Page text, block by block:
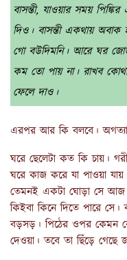
বাসন্তী, যাওয়ার সময়
দিও। বাসন্তী একথায়
গো বউদিমনি। আরে ঘর
কম তো পায় না। রাখব
ফেলে দাও।
এরপর আর কি বলবে। অগত্যা
ঘরে ছেলেটা কত কি চায়।
ঘরে কাজ করে যা পাওয়া
তেমনই একটা ঘোড়া সে আজ
কিইবা কিনে দিতে পারে সে।
বড়সড়। পিঠের ওপর কেমন
দেওয়া। তবে তা ছিঁড়ে গেছে